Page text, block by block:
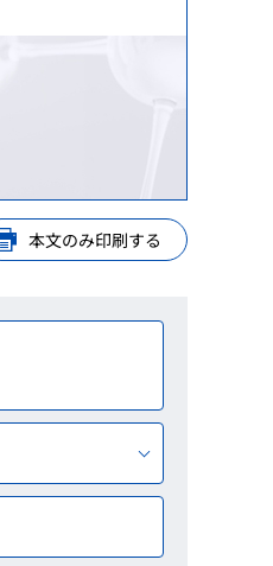
本文のみ印刷する